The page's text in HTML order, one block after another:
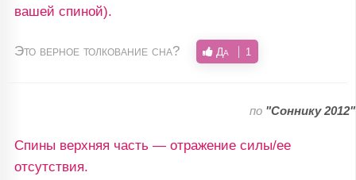
вашей спиной).
Это верное толкование сна? Да 1
по "Соннику 2012"
Спины верхняя часть — отражение силы/ее
отсутствия.